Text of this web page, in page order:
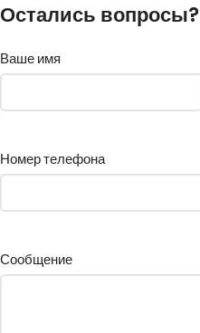
Остались вопросы?
Ваше имя
Номер телефона
Сообщение